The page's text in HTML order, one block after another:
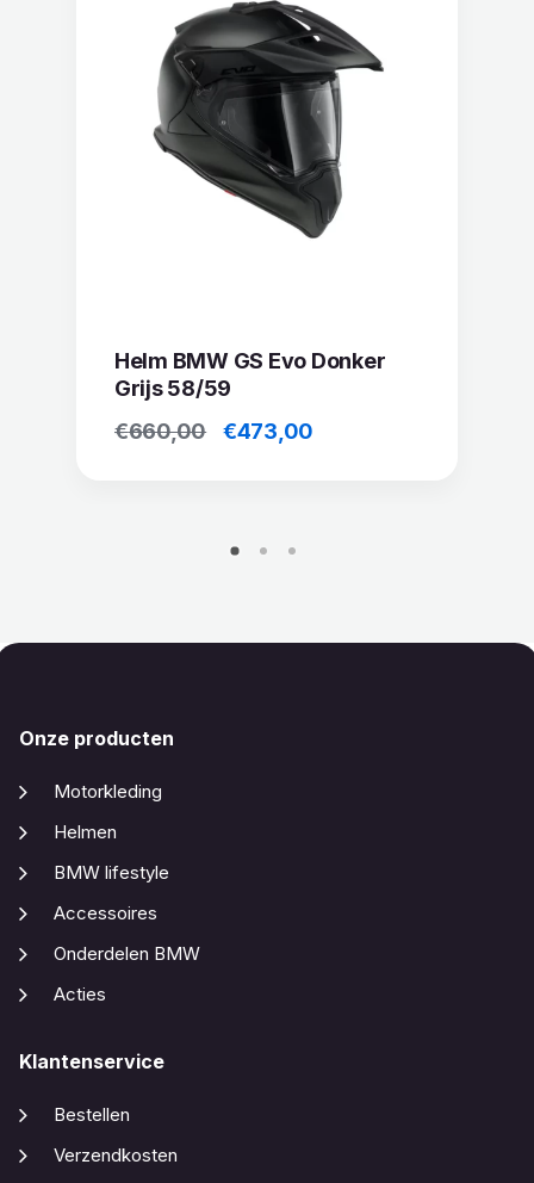
Helm BMW GS Evo Donker
Grijs 58/59
€660,00
Oorspronkelijke
€473,00
Onze producten
Motorkleding
Helmen
BMW lifestyle
Accessoires
Onderdelen BMW
Acties
Klantenservice
Bestellen
Verzendkosten